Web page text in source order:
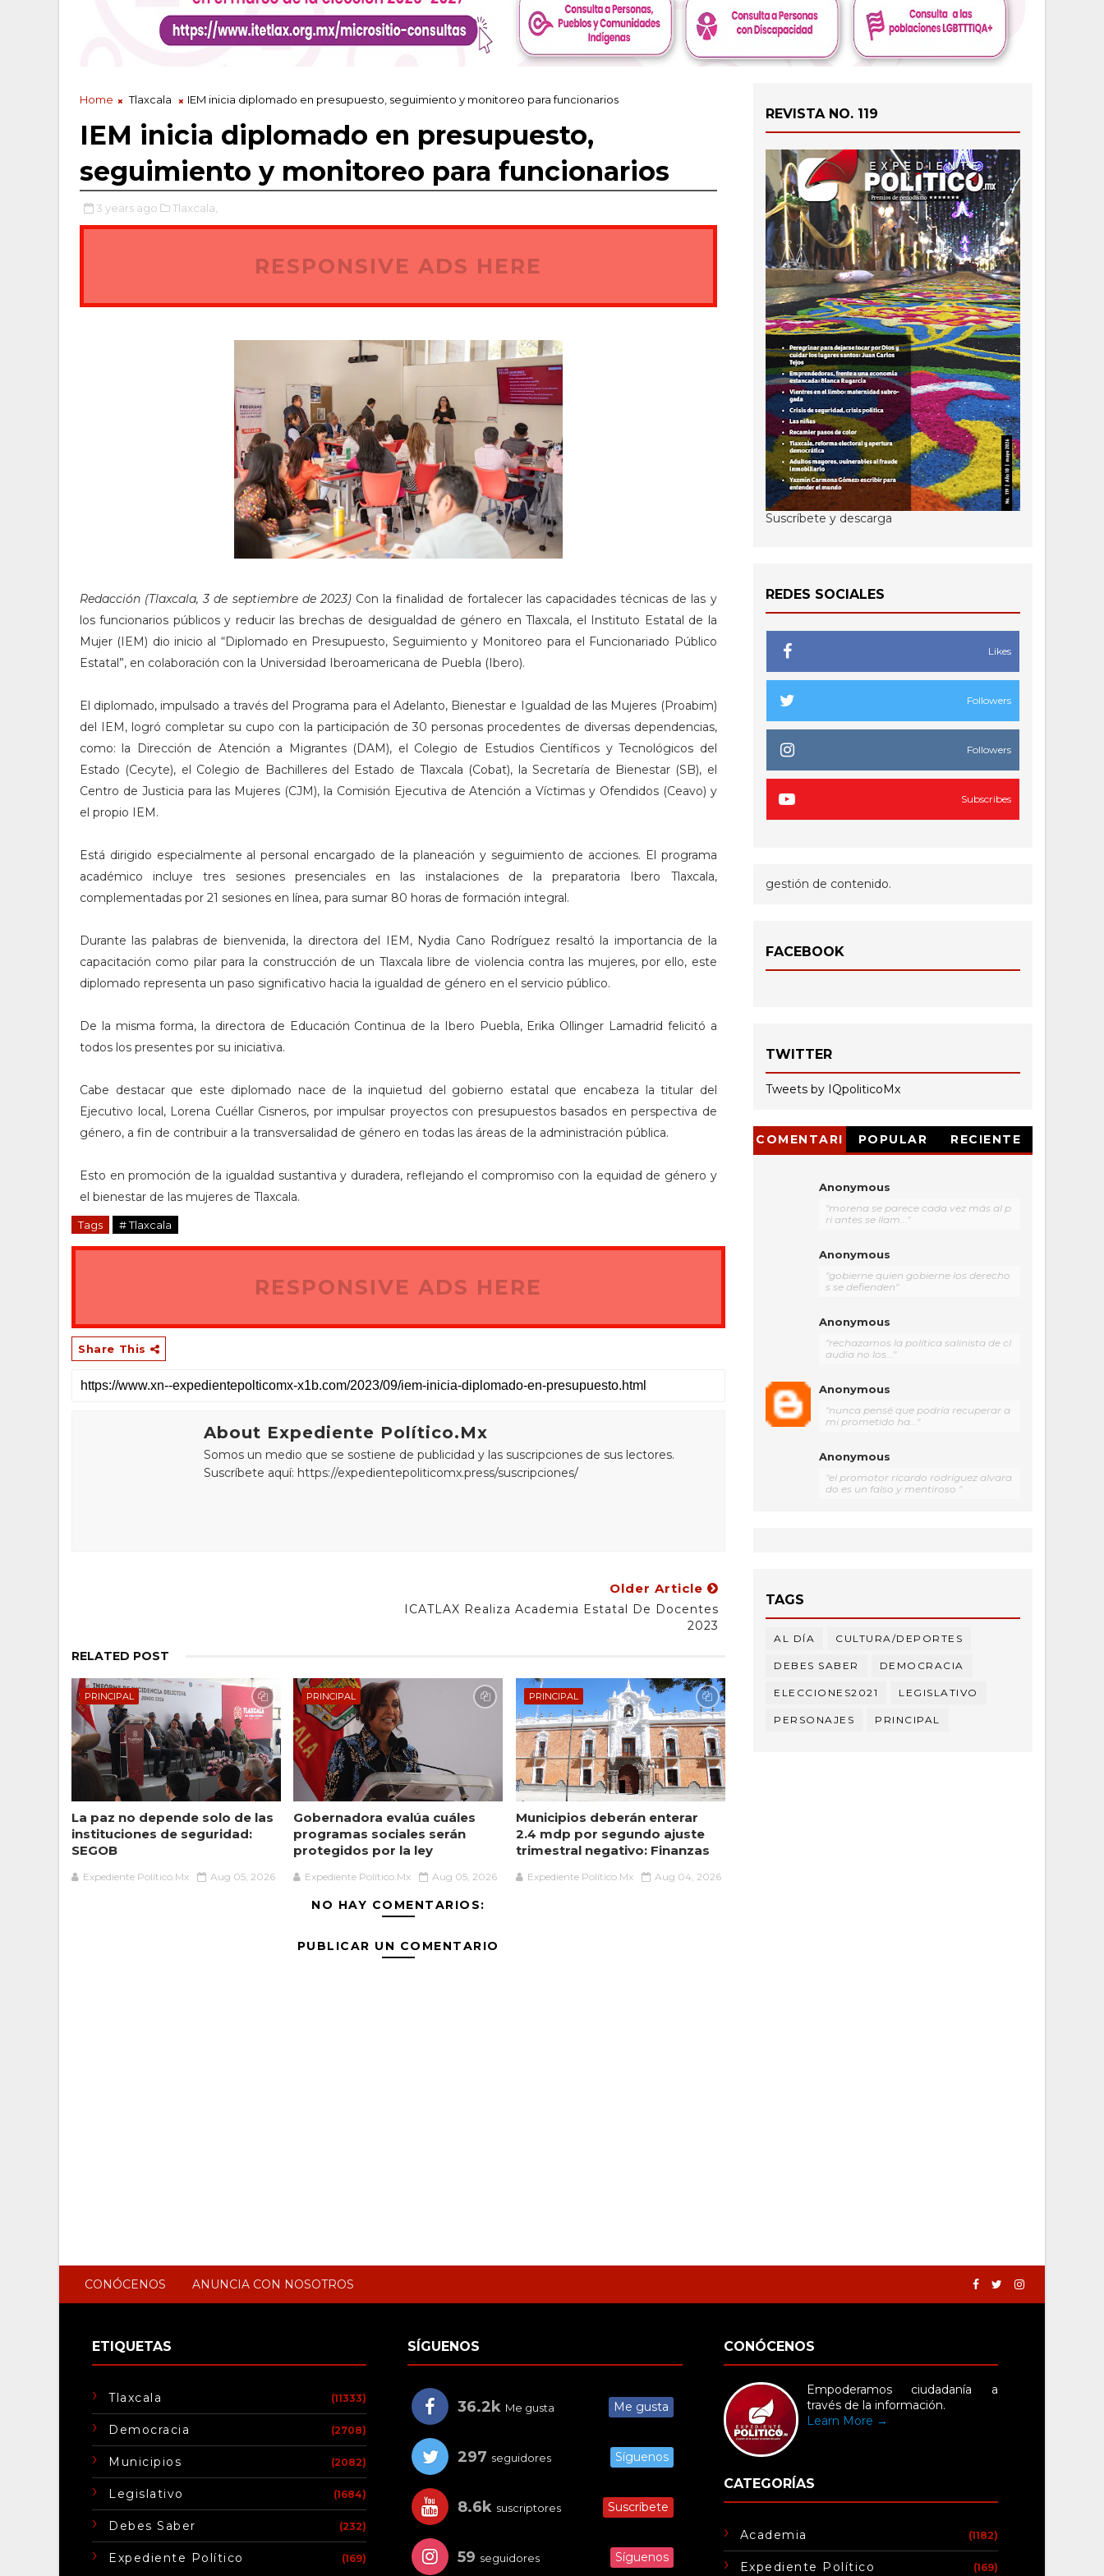
Home Tlaxcala IEM inicia diplomado en presupuesto, seguimiento y monitoreo para funcionarios
IEM inicia diplomado en presupuesto,
seguimiento y monitoreo para funcionarios
3 years ago Tlaxcala,
RESPONSIVE ADS HERE
Redacción (Tlaxcala, 3 de septiembre de 2023) Con la finalidad de fortalecer las capacidades técnicas de las y
los funcionarios públicos y reducir las brechas de desigualdad de género en Tlaxcala, el Instituto Estatal de la
Mujer (IEM) dio inicio al “Diplomado en Presupuesto, Seguimiento y Monitoreo para el Funcionariado Público
Estatal”, en colaboración con la Universidad Iberoamericana de Puebla (Ibero).
El diplomado, impulsado a través del Programa para el Adelanto, Bienestar e Igualdad de las Mujeres (Proabim)
del IEM, logró completar su cupo con la participación de 30 personas procedentes de diversas dependencias,
como: la Dirección de Atención a Migrantes (DAM), el Colegio de Estudios Científicos y Tecnológicos del
Estado (Cecyte), el Colegio de Bachilleres del Estado de Tlaxcala (Cobat), la Secretaría de Bienestar (SB), el
Centro de Justicia para las Mujeres (CJM), la Comisión Ejecutiva de Atención a Víctimas y Ofendidos (Ceavo) y
el propio IEM.
Está dirigido especialmente al personal encargado de la planeación y seguimiento de acciones. El programa
académico incluye tres sesiones presenciales en las instalaciones de la preparatoria Ibero Tlaxcala,
complementadas por 21 sesiones en línea, para sumar 80 horas de formación integral.
Durante las palabras de bienvenida, la directora del IEM, Nydia Cano Rodríguez resaltó la importancia de la
capacitación como pilar para la construcción de un Tlaxcala libre de violencia contra las mujeres, por ello, este
diplomado representa un paso significativo hacia la igualdad de género en el servicio público.
De la misma forma, la directora de Educación Continua de la Ibero Puebla, Erika Ollinger Lamadrid felicitó a
todos los presentes por su iniciativa.
Cabe destacar que este diplomado nace de la inquietud del gobierno estatal que encabeza la titular del
Ejecutivo local, Lorena Cuéllar Cisneros, por impulsar proyectos con presupuestos basados en perspectiva de
género, a fin de contribuir a la transversalidad de género en todas las áreas de la administración pública.
Esto en promoción de la igualdad sustantiva y duradera, reflejando el compromiso con la equidad de género y
el bienestar de las mujeres de Tlaxcala.
Tags # Tlaxcala
RESPONSIVE ADS HERE
Share This
About Expediente Político.Mx
Somos un medio que se sostiene de publicidad y las suscripciones de sus lectores.
Suscríbete aquí: https://expedientepoliticomx.press/suscripciones/
Older Article
ICATLAX Realiza Academia Estatal De Docentes
2023
RELATED POST
PRINCIPAL
La paz no depende solo de las
instituciones de seguridad:
SEGOB
Expediente Político.Mx Aug 05, 2026
PRINCIPAL
Gobernadora evalúa cuáles
programas sociales serán
protegidos por la ley
Expediente Político.Mx Aug 05, 2026
PRINCIPAL
Municipios deberán enterar
2.4 mdp por segundo ajuste
trimestral negativo: Finanzas
Expediente Político.Mx Aug 04, 2026
NO HAY COMENTARIOS:
PUBLICAR UN COMENTARIO
REVISTA NO. 119
Suscríbete y descarga
REDES SOCIALES
Likes
Followers
Followers
Subscribes
gestión de contenido.
FACEBOOK
TWITTER
Tweets by IQpoliticoMx
COMENTARI
POPULAR RECIENTE
Anonymous
"morena se parece cada vez más al p
ri antes se llam..."
Anonymous
"gobierne quien gobierne los derecho
s se defienden"
Anonymous
"rechazamos la política salinista de cl
audia no los..."
Anonymous
"nunca pensé que podría recuperar a
mi prometido ha..."
Anonymous
"el promotor ricardo rodríguez alvara
do es un falso y mentiroso "
TAGS
AL DÍA CULTURA/DEPORTES
DEBES SABER DEMOCRACIA
ELECCIONES2021 LEGISLATIVO
PERSONAJES PRINCIPAL
CONÓCENOS ANUNCIA CON NOSOTROS
ETIQUETAS
Tlaxcala (11333)
Democracia (2708)
Municipios (2082)
Legislativo (1684)
Debes Saber (232)
Expediente Político (169)
SÍGUENOS
36.2k Me gusta Me gusta
297 seguidores Síguenos
8.6k suscriptores Suscríbete
59 seguidores Síguenos
CONÓCENOS
Empoderamos ciudadanía a
través de la información.
Learn More →
CATEGORÍAS
Academia (1182)
Expediente Político (169)